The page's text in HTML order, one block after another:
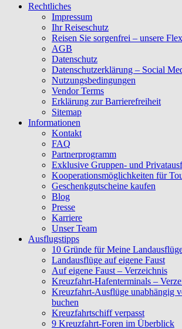
Rechtliches
Impressum
Ihr Reiseschutz
Reisen Sie sorgenfrei – unsere
AGB
Datenschutz
Datenschutzerklärung – Social
Nutzungsbedingungen
Vendor Terms
Erklärung zur Barrierefreiheit
Sitemap
Informationen
Kontakt
FAQ
Partnerprogramm
Exklusive Gruppen- und
Kooperationsmöglichkeiten für
Geschenkgutscheine kaufen
Blog
Presse
Karriere
Unser Team
Ausflugstipps
10 Gründe für Meine
Landausflüge auf eigene Faust
Auf eigene Faust – Verzeichnis
Kreuzfahrt-Hafenterminals –
Kreuzfahrt-Ausflüge unabhängig
buchen
Kreuzfahrtschiff verpasst
9 Kreuzfahrt-Foren im Überblick